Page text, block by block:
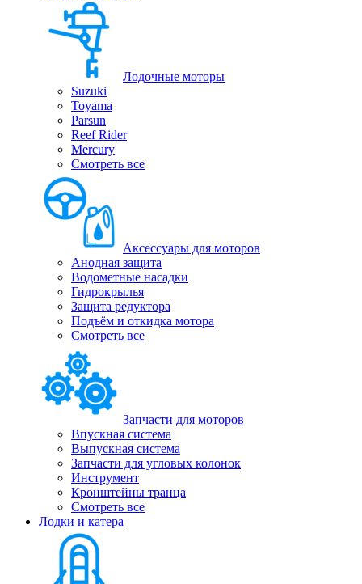
Лодочные моторы
Suzuki
Toyama
Parsun
Reef Rider
Mercury
Смотреть все
Аксессуары для моторов
Анодная защита
Водометные насадки
Гидрокрылья
Защита редуктора
Подъём и откидка мотора
Смотреть все
Запчасти для моторов
Впускная система
Выпускная система
Запчасти для угловых колонок
Инструмент
Кронштейны транца
Смотреть все
Лодки и катера